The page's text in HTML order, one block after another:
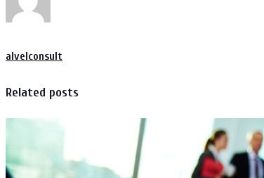
alvelconsult
Related posts